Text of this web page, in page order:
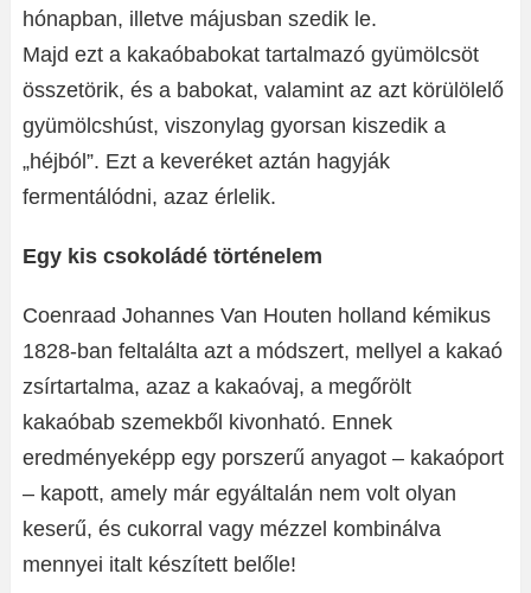
hónapban, illetve májusban szedik le.
Majd ezt a kakaóbabokat tartalmazó gyümölcsöt
összetörik, és a babokat, valamint az azt körülölelő
gyümölcshúst, viszonylag gyorsan kiszedik a
„héjból”. Ezt a keveréket aztán hagyják
fermentálódni, azaz érlelik.
Egy kis csokoládé történelem
Coenraad Johannes Van Houten holland kémikus
1828-ban feltalálta azt a módszert, mellyel a kakaó
zsírtartalma, azaz a kakaóvaj, a megőrölt
kakaóbab szemekből kivonható. Ennek
eredményeképp egy porszerű anyagot – kakaóport
– kapott, amely már egyáltalán nem volt olyan
keserű, és cukorral vagy mézzel kombinálva
mennyei italt készített belőle!